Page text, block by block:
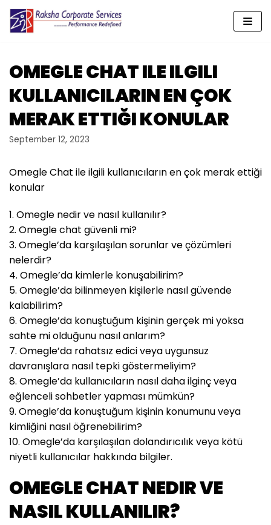
Skip
content
OMEGLE CHAT ILE ILGILI
KULLANICILARIN EN ÇOK
MERAK ETTIĞI KONULAR
September 12, 2023
Omegle Chat ile ilgili kullanıcıların en çok merak ettiği
konular
1. Omegle nedir ve nasıl kullanılır?
2. Omegle chat güvenli mi?
3. Omegle’da karşılaşılan sorunlar ve çözümleri
nelerdir?
4. Omegle’da kimlerle konuşabilirim?
5. Omegle’da bilinmeyen kişilerle nasıl güvende
kalabilirim?
6. Omegle’da konuştuğum kişinin gerçek mi yoksa
sahte mi olduğunu nasıl anlarım?
7. Omegle’da rahatsız edici veya uygunsuz
davranışlara nasıl tepki göstermeliyim?
8. Omegle’da kullanıcıların nasıl daha ilginç veya
eğlenceli sohbetler yapması mümkün?
9. Omegle’da konuştuğum kişinin konumunu veya
kimliğini nasıl öğrenebilirim?
10. Omegle’da karşılaşılan dolandırıcılık veya kötü
niyetli kullanıcılar hakkında bilgiler.
OMEGLE CHAT NEDIR VE
NASIL KULLANILIR?